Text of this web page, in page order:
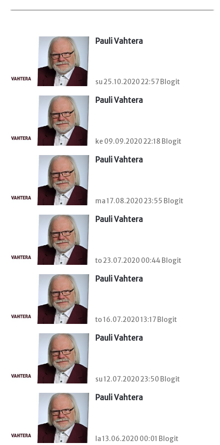
Pauli Vahtera
su 25.10.2020 22:57 Blogit
Pauli Vahtera
ke 09.09.2020 22:18 Blogit
Pauli Vahtera
ma 17.08.2020 23:55 Blogit
Pauli Vahtera
to 23.07.2020 00:44 Blogit
Pauli Vahtera
to 16.07.2020 13:17 Blogit
Pauli Vahtera
su 12.07.2020 23:50 Blogit
Pauli Vahtera
la 13.06.2020 00:01 Blogit